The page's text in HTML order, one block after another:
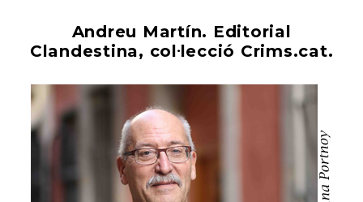
Andreu Martín. Editorial
Clandestina, col·lecció Crims.cat.